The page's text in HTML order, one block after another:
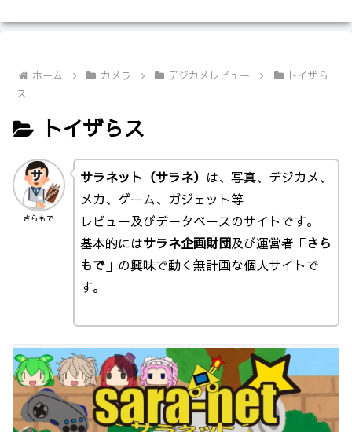
ホーム カメラ デジカメレビュー
トイザら
ス
トイザらス
さらもで
サラネット（サラネ） は、写真、デジカメ、
メカ、ゲーム、ガジェット等
レビュー及びデータベースのサイトです。
基本的にはサラネ企画財団及び運営者「さら
もで」の興味で動く無計画な個人サイトで
す。